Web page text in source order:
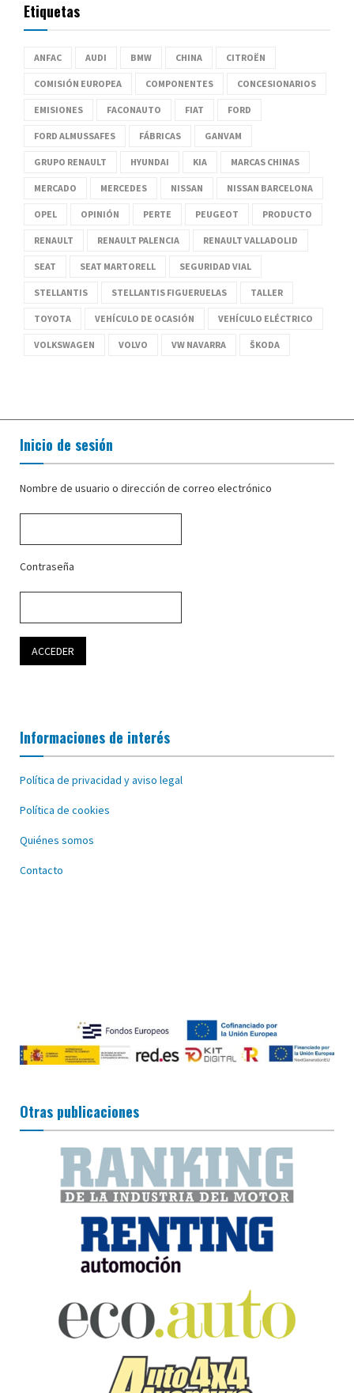
Etiquetas
ANFAC AUDI BMW CHINA CITROËN
COMISIÓN EUROPEA COMPONENTES CONCESIONARIOS
EMISIONES FACONAUTO FIAT FORD
FORD ALMUSSAFES FÁBRICAS GANVAM
GRUPO RENAULT HYUNDAI KIA MARCAS CHINAS
MERCADO MERCEDES NISSAN NISSAN BARCELONA
OPEL OPINIÓN PERTE PEUGEOT PRODUCTO
RENAULT RENAULT PALENCIA RENAULT VALLADOLID
SEAT SEAT MARTORELL SEGURIDAD VIAL
STELLANTIS STELLANTIS FIGUERUELAS TALLER
TOYOTA VEHÍCULO DE OCASIÓN VEHÍCULO ELÉCTRICO
VOLKSWAGEN VOLVO VW NAVARRA ŠKODA
Inicio de sesión
Nombre de usuario o dirección de correo electrónico
Contraseña
Informaciones de interés
Política de privacidad y aviso legal
Política de cookies
Quiénes somos
Contacto
Otras publicaciones